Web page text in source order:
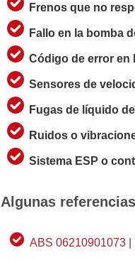
Frenos que no
Fallo en la bomba
Código de error en
Sensores de
Fugas de líquido
Ruidos o
Sistema ESP o
Algunas
ABS 06210901073 |